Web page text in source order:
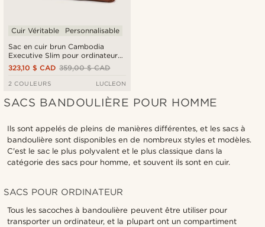
Sac en cuir brun Cambodia
Executive Slim pour ordinateur
portable de 13 pouces
Cuir Véritable Personnalisable
359,00 $ CAD
323,10 $ CAD
2 COULEURS LUCLEON
SACS BANDOULIÈRE POUR HOMME
Ils sont appelés de pleins de manières différentes, et les sacs à
bandoulière sont disponibles en de nombreux styles et modèles.
C'est le sac le plus polyvalent et le plus classique dans la
catégorie des sacs pour homme, et souvent ils sont en cuir.
SACS POUR ORDINATEUR
Tous les sacoches à bandoulière peuvent être utiliser pour
transporter un ordinateur, et la plupart ont un compartiment